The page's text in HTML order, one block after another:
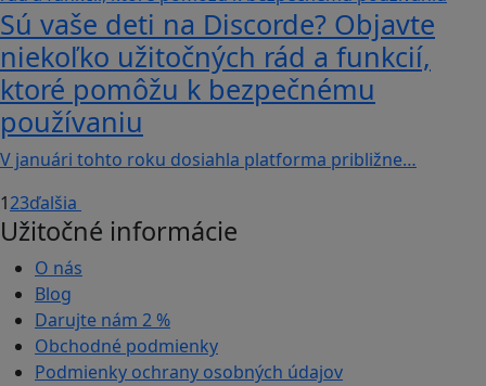
Sú vaše deti na Discorde? Objavte
niekoľko užitočných rád a funkcií,
ktoré pomôžu k bezpečnému
používaniu
V januári tohto roku dosiahla platforma približne…
123ďalšia
Užitočné informácie
O nás
Blog
Darujte nám 2 %
Obchodné podmienky
Podmienky ochrany osobných údajov